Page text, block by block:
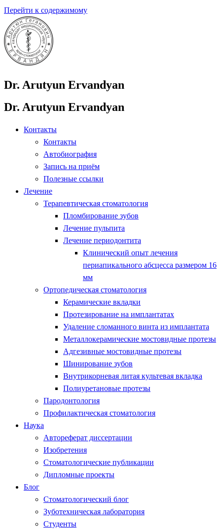
Перейти к содержимому
Dr. Arutyun Ervandyan
Dr. Arutyun Ervandyan
Контакты
Контакты
Автобиография
Запись на приём
Полезные ссылки
Лечение
Терапевтическая стоматология
Пломбирование зубов
Лечение пульпита
Лечение периодонтита
Клинический опыт лечения
периапикального абсцесса размером 16
мм
Ортопедическая стоматология
Керамические вкладки
Протезирование на имплантатах
Удаление сломанного винта из имплантата
Металлокерамические мостовидные протезы
Адгезивные мостовидные протезы
Шинирование зубов
Внутрикорневая литая культевая вкладка
Полиуретановые протезы
Пародонтология
Профилактическая стоматология
Наука
Автореферат диссертации
Изобретения
Стоматологические публикации
Дипломные проекты
Блог
Стоматологический блог
Зуботехническая лаборатория
Студенты